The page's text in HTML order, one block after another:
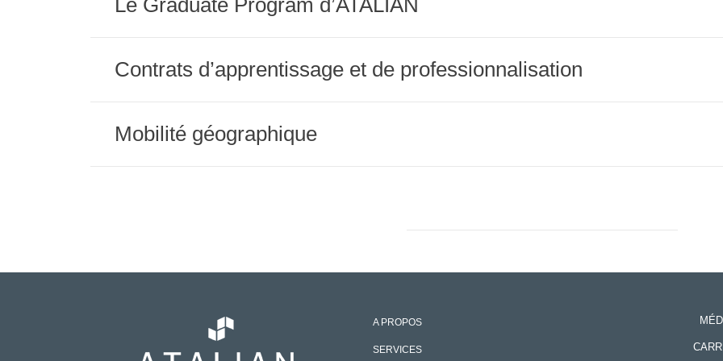
Le Graduate Program d’ATALIAN
Contrats d’apprentissage et de professionnalisation
Mobilité géographique
A PROPOS
SERVICES